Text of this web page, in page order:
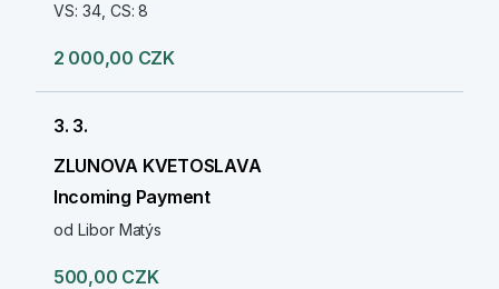
VS: 34, CS: 8
2 000,00 CZK
3. 3.
ZLUNOVA KVETOSLAVA
Incoming Payment
od Libor Matýs
500,00 CZK